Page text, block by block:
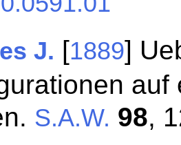
J. [1889]
S.A.W. 98,